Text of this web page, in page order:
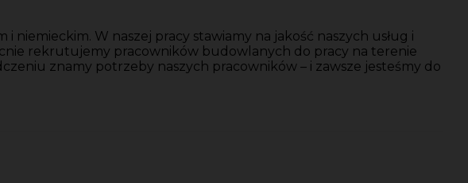
W naszej pracy stawiamy na jakość naszych usług i
rekrutujemy pracowników budowlanych do pracy na terenie
znamy potrzeby naszych pracowników – i zawsze jesteśmy do